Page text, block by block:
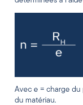
Avec e = charge
du matériau.